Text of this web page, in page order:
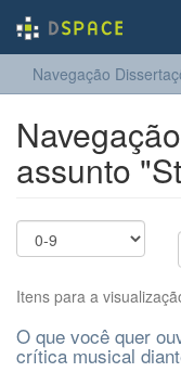
Navegação
assunto
Itens para a
O que você quer
crítica musical